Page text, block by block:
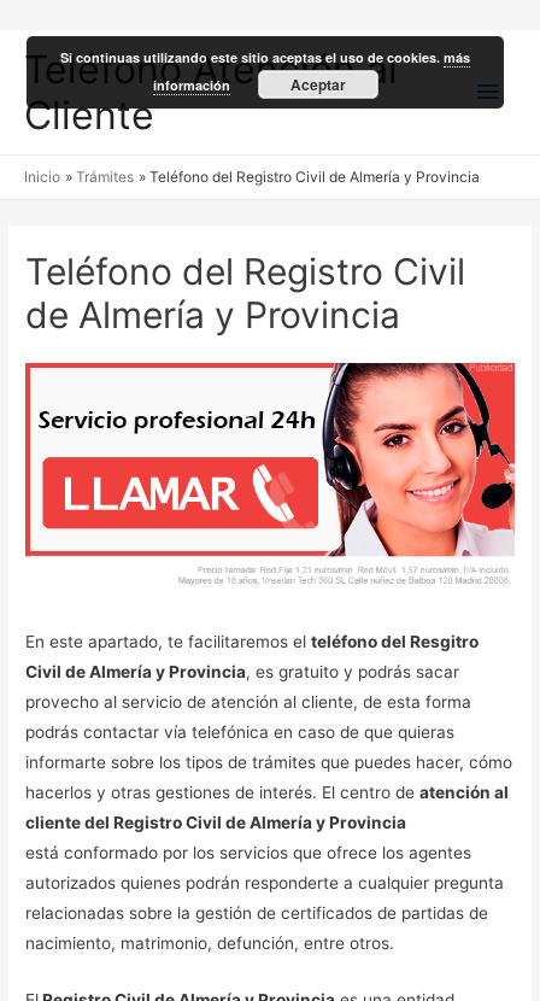
Teléfono Atención al
Cliente
Inicio Trámites Teléfono del Registro Civil de Almería y Provincia
Teléfono del Registro Civil
de Almería y Provincia
En este apartado, te facilitaremos elteléfono del Resgitro
Civil de Almería y Provincia, es gratuito y podrás sacar
provecho al servicio de atención al cliente, de esta forma
podrás contactar vía telefónica en caso de que quieras
informarte sobre los tipos de trámites que puedes hacer, cómo
hacerlos y otras gestiones de interés. El centro deatención al
cliente del Registro Civil de Almería y Provincia
está conformado por los servicios que ofrece los agentes
autorizados quienes podrán responderte a cualquier pregunta
relacionadas sobre la gestión de certificados de partidas de
nacimiento, matrimonio, defunción, entre otros.
Si continuas utilizando este sitio aceptas el uso de cookies.más
información
Aceptar